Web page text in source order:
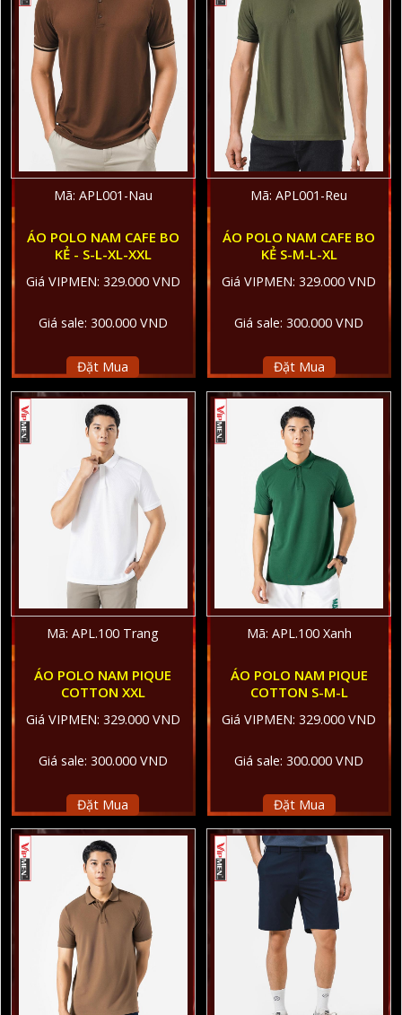
Mã: APL001-Nau
ÁO POLO NAM CAFE BO
KẺ - S-L-XL-XXL
Giá VIPMEN: 329.000 VND
Giá sale: 300.000 VND
Đặt Mua
Mã: APL001-Reu
ÁO POLO NAM CAFE BO
KẺ S-M-L-XL
Giá VIPMEN: 329.000 VND
Giá sale: 300.000 VND
Đặt Mua
Mã: APL.100 Trang
ÁO POLO NAM PIQUE
COTTON XXL
Giá VIPMEN: 329.000 VND
Giá sale: 300.000 VND
Đặt Mua
Mã: APL.100 Xanh
ÁO POLO NAM PIQUE
COTTON S-M-L
Giá VIPMEN: 329.000 VND
Giá sale: 300.000 VND
Đặt Mua